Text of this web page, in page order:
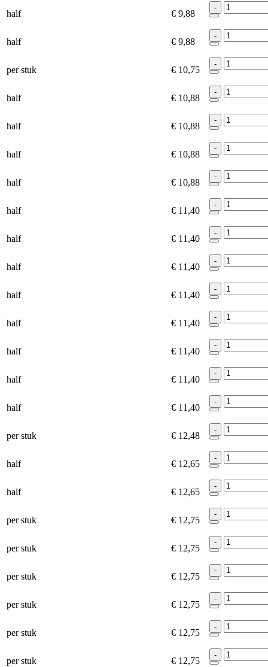
half € 9,88
-
half € 9,88
-
per stuk € 10,75
-
half € 10,88
-
half € 10,88
-
half € 10,88
-
half € 10,88
-
half € 11,40
-
half € 11,40
-
half € 11,40
-
half € 11,40
-
half € 11,40
-
half € 11,40
-
half € 11,40
-
half € 11,40
-
per stuk € 12,48
-
half € 12,65
-
half € 12,65
-
per stuk € 12,75
-
per stuk € 12,75
-
per stuk € 12,75
-
per stuk € 12,75
-
per stuk € 12,75
-
per stuk € 12,75
-